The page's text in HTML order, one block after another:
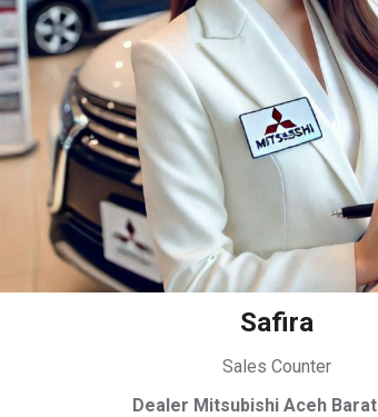
Safira
Sales Counter
Dealer Mitsubishi Aceh Barat